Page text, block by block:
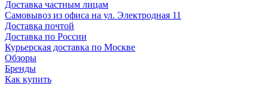
Доставка частным лицам
Самовывоз из офиса на ул. Электродная 11
Доставка почтой
Доставка по России
Курьерская доставка по Москве
Обзоры
Бренды
Как купить